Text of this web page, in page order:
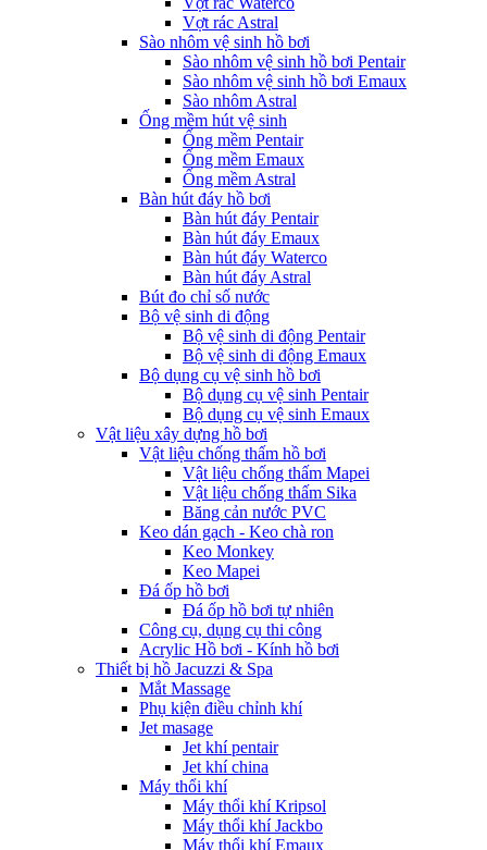
Vợt rác Astral
Sào nhôm vệ sinh hồ bơi
Sào nhôm vệ sinh hồ bơi Pentair
Sào nhôm vệ sinh hồ bơi Emaux
Sào nhôm Astral
Ống mềm hút vệ sinh
Ống mềm Pentair
Ống mềm Emaux
Ống mềm Astral
Bàn hút đáy hồ bơi
Bàn hút đáy Pentair
Bàn hút đáy Emaux
Bàn hút đáy Waterco
Bàn hút đáy Astral
Bút đo chỉ số nước
Bộ vệ sinh di động
Bộ vệ sinh di động Pentair
Bộ vệ sinh di động Emaux
Bộ dụng cụ vệ sinh hồ bơi
Bộ dụng cụ vệ sinh Pentair
Bộ dụng cụ vệ sinh Emaux
Vật liệu xây dựng hồ bơi
Vật liệu chống thấm hồ bơi
Vật liệu chống thấm Mapei
Vật liệu chống thấm Sika
Băng cản nước PVC
Keo dán gạch - Keo chà ron
Keo Monkey
Keo Mapei
Đá ốp hồ bơi
Đá ốp hồ bơi tự nhiên
Công cụ, dụng cụ thi công
Acrylic Hồ bơi - Kính hồ bơi
Thiết bị hồ Jacuzzi & Spa
Mắt Massage
Phụ kiện điều chỉnh khí
Jet masage
Jet khí pentair
Jet khí china
Máy thổi khí
Máy thổi khí Kripsol
Máy thổi khí Jackbo
Máy thổi khí Emaux